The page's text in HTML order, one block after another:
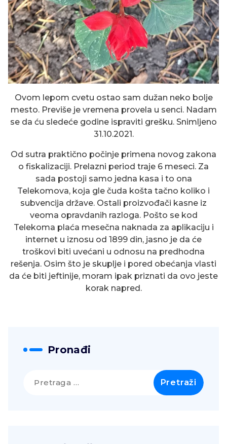
Ovom lepom cvetu ostao sam dužan neko bolje
mesto. Previše je vremena provela u senci. Nadam
se da ću sledeće godine ispraviti grešku. Snimljeno
31.10.2021.
Od sutra praktično počinje primena novog zakona
o fiskalizaciji. Prelazni period traje 6 meseci. Za
sada postoji samo jedna kasa i to ona
Telekomova, koja gle čuda košta tačno koliko i
subvencija države. Ostali proizvođači kasne iz
veoma opravdanih razloga. Pošto se kod
Telekoma plaća mesečna naknada za aplikaciju i
internet u iznosu od 1899 din, jasno je da će
troškovi biti uvećani u odnosu na predhodna
rešenja. Osim što je skuplje i pored obećanja vlasti
da će biti jeftinije, moram ipak priznati da ovo jeste
korak napred.
Pronađi